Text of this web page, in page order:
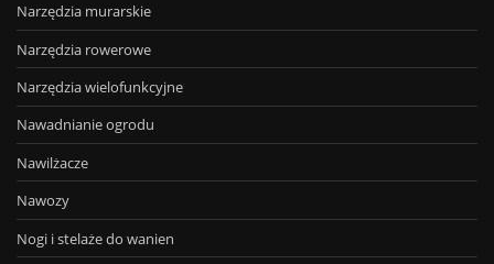
Narzędzia murarskie
Narzędzia rowerowe
Narzędzia wielofunkcyjne
Nawadnianie ogrodu
Nawilżacze
Nawozy
Nogi i stelaże do wanien